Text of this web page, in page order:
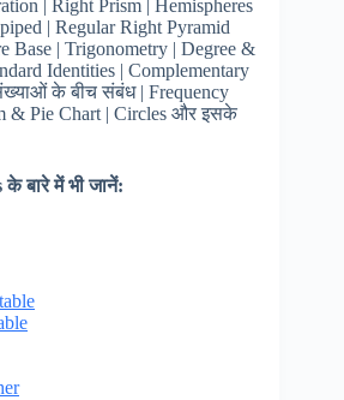
| Right Prism | Hemispheres
| Regular Right Pyramid
Base | Trigonometry | Degree &
Identities | Complementary
के बीच संबंध | Frequency
& Pie Chart | Circles और इसके
के बारे में भी जानें: